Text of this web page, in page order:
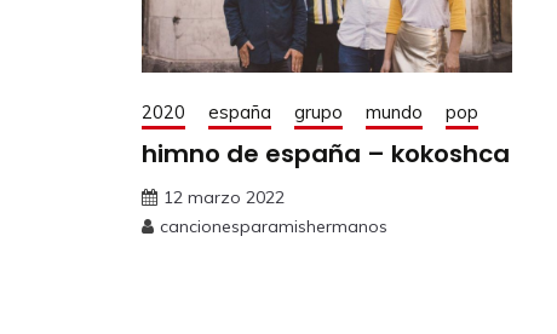
2020 españa grupo mundo pop
himno de españa – kokoshca
12 marzo 2022
cancionesparamishermanos